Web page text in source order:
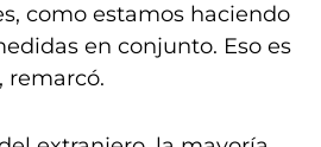
como estamos haciendo
en conjunto. Eso es
remarcó.